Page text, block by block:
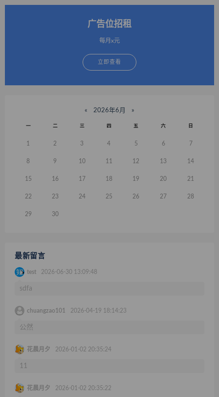
广告位招租
每月x元
立即查看
« 2026年6月 »
一 二 三 四 五 六 日
1 2 3 4 5 6 7
8 9 10 11 12 13 14
15 16 17 18 19 20 21
22 23 24 25 26 27 28
29 30
最新留言
test 2026-06-30 13:09:48
sdfa
chuangzao101 2026-04-19 18:14:23
公然
花晨月夕 2026-01-02 20:35:24
11
花晨月夕 2026-01-02 20:35:22